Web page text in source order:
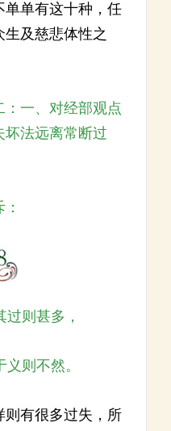
单单有这十种，任
及慈悲体性之
一、对经部观点
坏法远离常断过
则甚多，
则不然。
则有很多过失，所